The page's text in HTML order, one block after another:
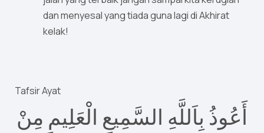
dan menyesal yang tiada guna lagi di Akhirat
kelak!
Tafsir Ayat
أَعُوذُ بِاَللَّهِ السَّمِيعِ الْعَلِيمِ مِنْ